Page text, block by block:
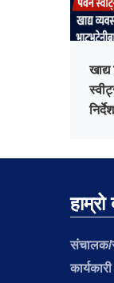
हाम्रो
संचालक/